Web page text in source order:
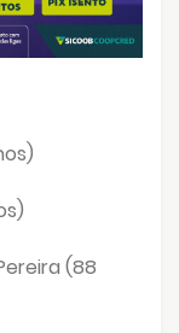
(88